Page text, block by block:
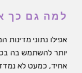
למה גם כך
אפילו נתוני
יותר להשתמש בה
אחיד, כמעט לא